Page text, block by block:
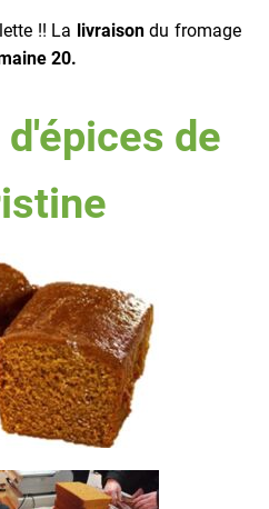
!! La livraisondu fromage
20.
de